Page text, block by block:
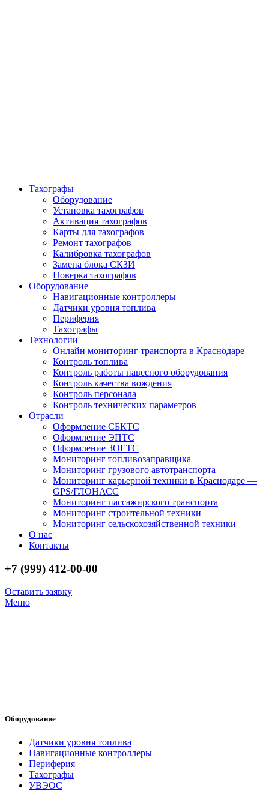
Тахографы
Оборудование
Установка тахографов
Активация тахографов
Карты для тахографов
Ремонт тахографов
Калибровка тахографов
Замена блока СКЗИ
Поверка тахографов
Оборудование
Навигационные контроллеры
Датчики уровня топлива
Периферия
Тахографы
Технологии
Онлайн мониторинг транспорта в Краснодаре
Контроль топлива
Контроль работы навесного оборудования
Контроль качества вождения
Контроль персонала
Контроль технических параметров
Отрасли
Оформление СБКТС
Оформление ЭПТС
Оформление ЗОЕТС
Мониторинг топливозаправщика
Мониторинг грузового автотранспорта
Мониторинг карьерной техники в Краснодаре —
GPS/ГЛОНАСС
Мониторинг пассажирского транспорта
Мониторинг строительной техники
Мониторинг сельскохозяйственной техники
О нас
Контакты
+7 (999) 412-00-00
Оставить заявку
Меню
Оборудование
Датчики уровня топлива
Навигационные контроллеры
Периферия
Тахографы
УВЭОС